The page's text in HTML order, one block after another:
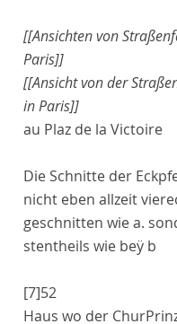
[[Ansichten von
Paris]]
[[Ansicht von der
in Paris]]
au Plaz de la Victoire
Die Schnitte der
nicht eben allzeit
geschnitten wiea.
stentheils wie beÿ b
[7]52
Haus wo der